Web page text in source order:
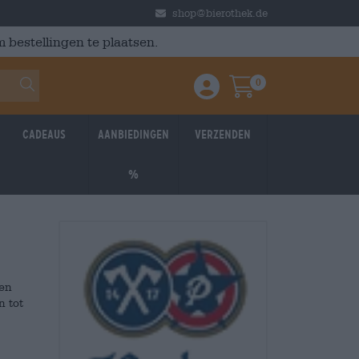
shop@bierothek.de
te plaatsen.
Einloggen / Anmelden
Warenkorb
0
Cadeaus Aanbiedingen
%
Verzenden
tot